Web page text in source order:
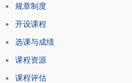
规章制度
开设课程
选课与成绩
课程资源
课程评估